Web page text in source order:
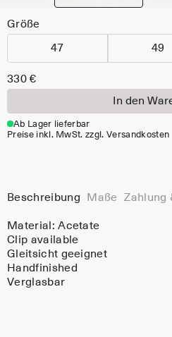
Größe
47 49
330 €
In den
Ab Lager lieferbar
Preise inkl. MwSt. zzgl. Versandkosten
Beschreibung Maße Zahlung
Material:Acetate
Clip available
Gleitsicht geeignet
Handfinished
Verglasbar